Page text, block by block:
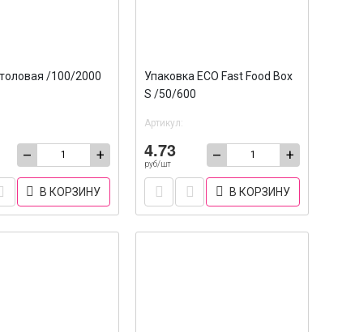
/100/2000
– +
В КОРЗИНУ
Упаковка ECO Fast Food Box
S /50/600
Артикул:
4.73
руб/шт
– +
В КОРЗИНУ